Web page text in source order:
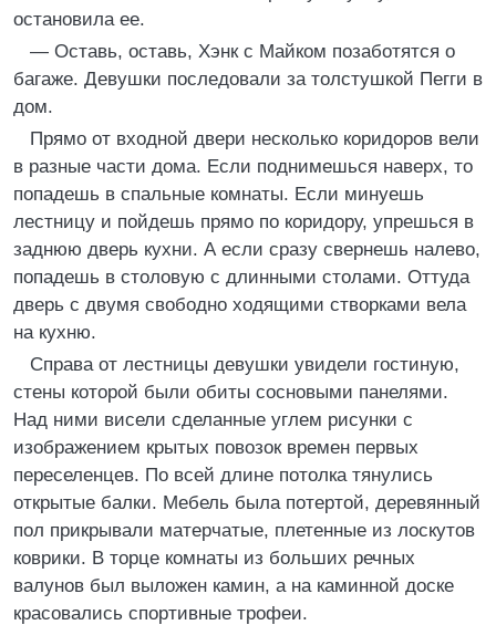
остановила ее.
— Оставь, оставь, Хэнк с Майком позаботятся о
багаже. Девушки последовали за толстушкой Пегги в
дом.
Прямо от входной двери несколько коридоров вели
в разные части дома. Если поднимешься наверх, то
попадешь в спальные комнаты. Если минуешь
лестницу и пойдешь прямо по коридору, упрешься в
заднюю дверь кухни. А если сразу свернешь налево,
попадешь в столовую с длинными столами. Оттуда
дверь с двумя свободно ходящими створками вела
на кухню.
Справа от лестницы девушки увидели гостиную,
стены которой были обиты сосновыми панелями.
Над ними висели сделанные углем рисунки с
изображением крытых повозок времен первых
переселенцев. По всей длине потолка тянулись
открытые балки. Мебель была потертой, деревянный
пол прикрывали матерчатые, плетенные из лоскутов
коврики. В торце комнаты из больших речных
валунов был выложен камин, а на каминной доске
красовались спортивные трофеи.